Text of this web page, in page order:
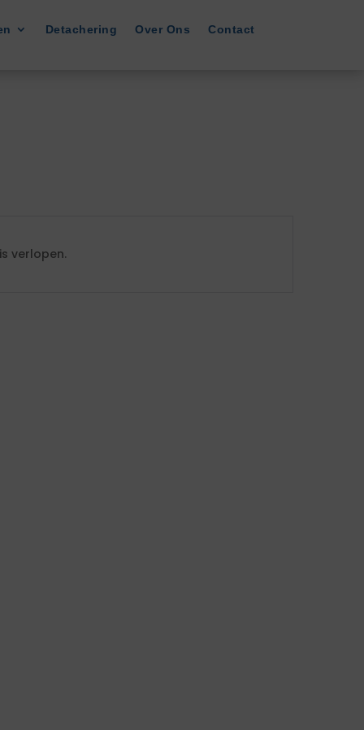
Detachering Over Ons Contact
verlopen.